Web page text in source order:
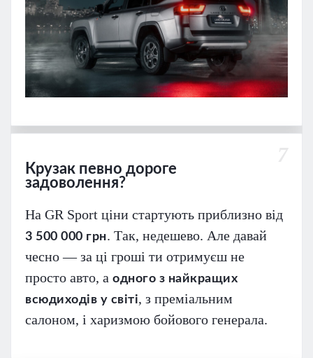
Крузак певно дороге
задоволення?
На GR Sport ціни стартують приблизно від
3 500 000 грн. Так, недешево. Але давай
чесно — за ці гроші ти отримуєш не
просто авто, а одного з найкращих
всюдиходів у світі, з преміальним
салоном, і харизмою бойового генерала.